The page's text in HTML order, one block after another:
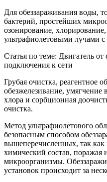
Для обеззараживания воды,
бактерий, простейших
озонирование,
ультрафиолетовыми лучами
Статья по теме: Двигатель
подключения к сети
Грубая очистка, реагентное
обезжелезивание, умягчение
хлора и сорбционная
очистка.
Метод ультрафиолетового
безопасным способом
вышеперечисленных, так как
химический состав, поражая
микроорганизмы.
установок происходит за